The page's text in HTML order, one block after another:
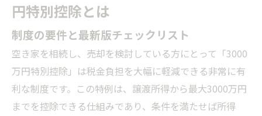
円特別控除とは
制度の要件と最新版チェックリスト
空き家を相続し、売却を検討している方にとって「3000
万円特別控除」は税金負担を大幅に軽減できる非常に有
利な制度です。この特例は、譲渡所得から最大3000万円
までを控除できる仕組みであり、条件を満たせば所得